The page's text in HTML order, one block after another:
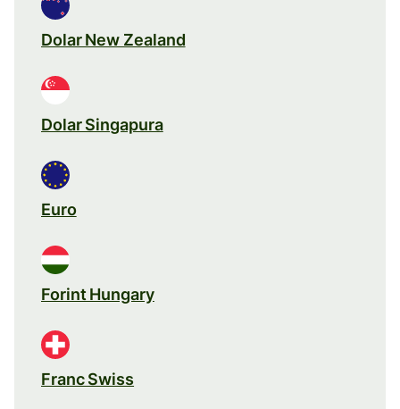
Dolar New Zealand
Dolar Singapura
Euro
Forint Hungary
Franc Swiss